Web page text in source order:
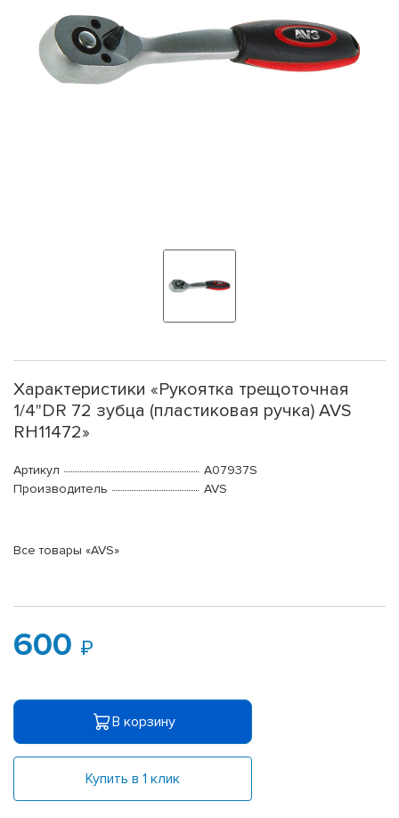
Характеристики «Рукоятка трещоточная
1/4"DR 72 зубца (пластиковая ручка) AVS
RH11472»
Артикул
A07937S
Производитель
AVS
Все товары «AVS»
600
В корзину
Купить в 1 клик